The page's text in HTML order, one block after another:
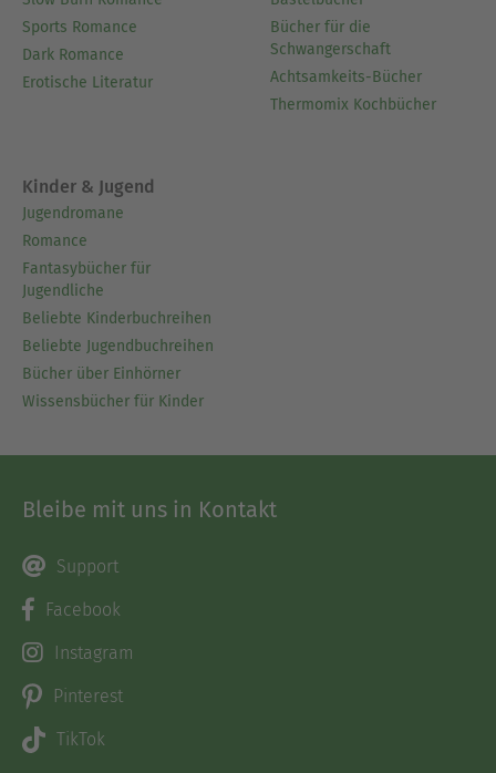
Sports Romance
Dark Romance
Erotische Literatur
Bücher für die
Schwangerschaft
Achtsamkeits-Bücher
Thermomix Kochbücher
Kinder & Jugend
Jugendromane
Romance
Fantasybücher für
Jugendliche
Beliebte Kinderbuchreihen
Beliebte Jugendbuchreihen
Bücher über Einhörner
Wissensbücher für Kinder
Bleibe mit uns in Kontakt
Support
Facebook
Instagram
Pinterest
TikTok